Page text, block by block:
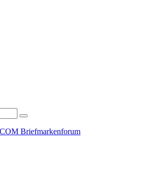
Briefmarkenforum